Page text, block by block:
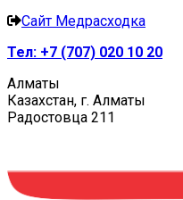
Сайт Медрасходка
Тел: +7 (707) 020 10 20
Алматы
Казахстан, г. Алматы
Радостовца 211